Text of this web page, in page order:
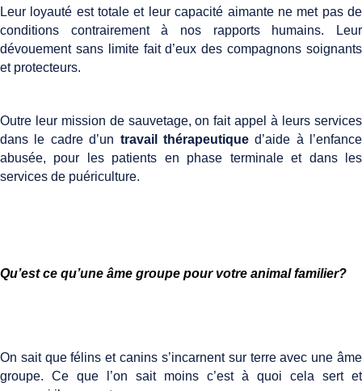
Leur loyauté est totale et leur capacité aimante ne met pas de
conditions contrairement à nos rapports humains. Leur
dévouement sans limite fait d’eux des compagnons soignants
et protecteurs.
Outre leur mission de sauvetage, on fait appel à leurs services
dans le cadre d’un travail thérapeutiqued’aide à l’enfance
abusée, pour les patients en phase terminale et dans les
services de puériculture.
Qu’est ce qu’une âme groupe pour votre animal familier?
On sait que félins et canins s’incarnent sur terre avec une âme
groupe. Ce que l’on sait moins c’est à quoi cela sert et